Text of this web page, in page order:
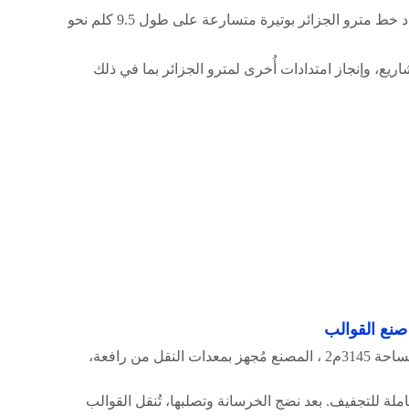
وبفضل هذه الآلة الدقيقة، تتواصل أشغال إنجاز امتداد خط مترو الجزائر بوتيرة متسارعة على طول 9.5 كلم نحو
وإنجاز امتدادات أُخرى لمترو الجزائر بما في ذلك
القوالب
2 ، المصنع مُجهز بمعدات النقل من رافعة،
يستغرق 8 ساعات منها 6 ساعات كاملة للتجفيف. بعد نضج الخرسانة وتصلبها، تُنقل القوالب